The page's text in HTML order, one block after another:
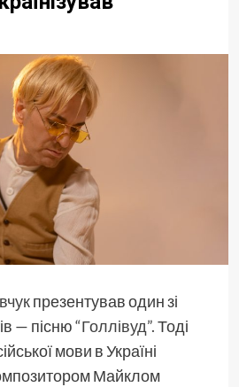
презентував один зі
— пісню“Голлівуд”.Тоді
мови в Україні
Майклом